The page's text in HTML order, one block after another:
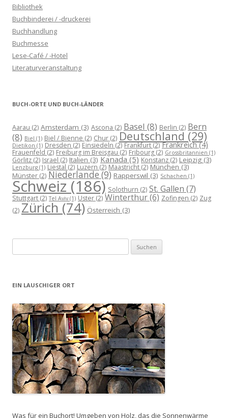
Bibliothek
Buchbinderei / -druckerei
Buchhandlung
Buchmesse
Lese-Café / -Hotel
Literaturveranstaltung
BUCH-ORTE UND BUCH-LÄNDER
Aarau (2) Amsterdam (3) Ascona (2) Basel (8) Berlin (2) Bern
(8) Biel (1) Biel / Bienne (2) Chur (2) Deutschland (29)
Dietikon (1) Dresden (2) Einsiedeln (2) Frankfurt(2) Frankreich(4)
Frauenfeld (2) Freiburg im Breisgau (2) Fribourg (2) Grossbritannien (1)
Görlitz (2) Israel (2) Italien (3) Kanada (5) Konstanz (2) Leipzig (3)
Lenzburg (1) Liestal (2) Luzern (2) Maastricht (2) München (3)
Münster (2) Niederlande (9) Rapperswil (3) Schachen (1)
Schweiz (186) Solothurn (2) St. Gallen (7)
Stuttgart (2) Tel Aviv (1) Uster (2) Winterthur(6) Zofingen (2) Zug
(2) Zürich (74) Österreich (3)
nach:
EIN LAUSCHIGER ORT
Was für ein Buchort! Umgeben von Holz, das die Sonnenwärme